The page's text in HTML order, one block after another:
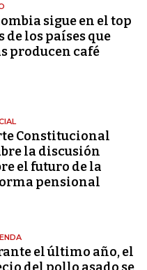
sigue en el top
de los países que
producen café
Constitucional
la discusión
el futuro de la
pensional
el último año, el
del pollo asado se